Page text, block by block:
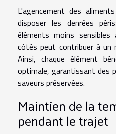
L'agencement des
disposer les denrées
éléments moins
côtés peut contribuer à un
Ainsi, chaque élément
optimale, garantissant des
saveurs préservées.
Maintien de la
pendant le trajet